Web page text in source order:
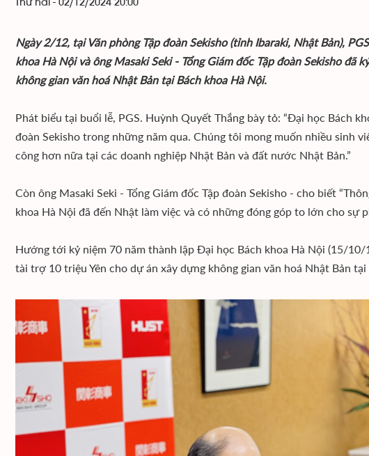
Thứ hai - 02/12/2024 20:00
Ngày 2/12, tại Văn phòng Tập đoàn Sekisho (tỉnh Ibaraki, Nhật Bản),
khoa Hà Nội và ông Masaki Seki - Tổng Giám đốc Tập đoàn Sekisho
không gian văn hoá Nhật Bản tại Bách khoa Hà Nội.
Phát biểu tại buổi lễ, PGS. Huỳnh Quyết Thắng bày tỏ: “Đại học Bách
đoàn Sekisho trong những năm qua. Chúng tôi mong muốn nhiều sinh
công hơn nữa tại các doanh nghiệp Nhật Bản và đất nước Nhật Bản.”
Còn ông Masaki Seki - Tổng Giám đốc Tập đoàn Sekisho - cho biết
khoa Hà Nội đã đến Nhật làm việc và có những đóng góp to lớn cho sự
Hướng tới kỷ niệm 70 năm thành lập Đại học Bách khoa Hà Nội (15/
tài trợ 10 triệu Yên cho dự án xây dựng không gian văn hoá Nhật Bản tại